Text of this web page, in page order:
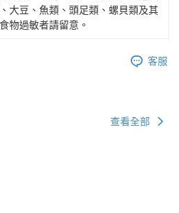
大豆、魚類、頭足類、螺貝類及其
物過敏者請留意。
客服
查看全部